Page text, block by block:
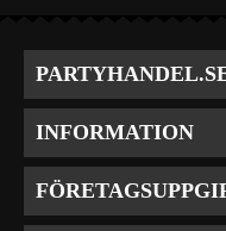
INFORMATION